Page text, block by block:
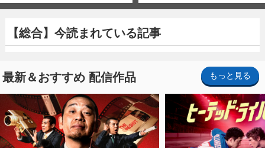
【総合】今読まれている記事
最新＆おすすめ 配信作品 もっと見る